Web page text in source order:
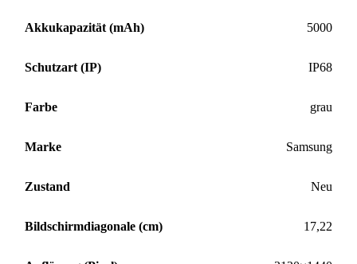
Akkukapazität (mAh) 5000
Schutzart (IP) IP68
Farbe grau
Marke Samsung
Zustand Neu
Bildschirmdiagonale (cm) 17,22